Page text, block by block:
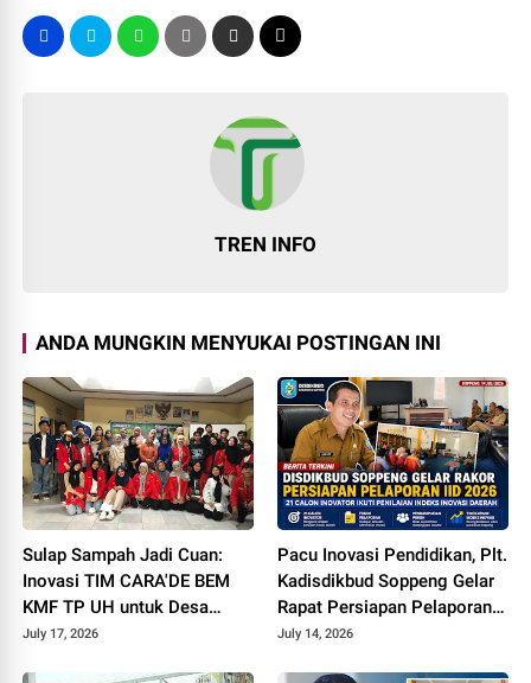
TREN INFO
ANDA MUNGKIN MENYUKAI POSTINGAN INI
Sulap Sampah Jadi Cuan:
Inovasi TIM CARA'DE BEM
KMF TP UH untuk Desa
Tinggimae
July 17, 2026
Pacu Inovasi Pendidikan, Plt.
Kadisdikbud Soppeng Gelar
Rapat Persiapan Pelaporan
Pengukuran IID 2026
July 14, 2026